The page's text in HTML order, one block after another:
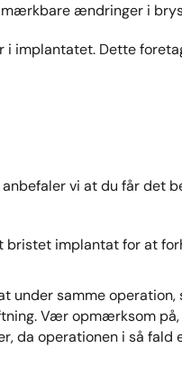
mærkbare ændringer i
i implantatet. Dette
vi at du får det
bristet implantat for at
samme operation,
Vær opmærksom
da operationen i så fald